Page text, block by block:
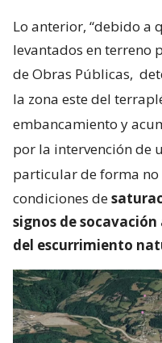
Lo anterior, “debido a
levantados en terreno
de Obras Públicas,
la zona este del
embancamiento y
por la intervención de
particular de forma
condiciones de
signos de
del escurrimiento